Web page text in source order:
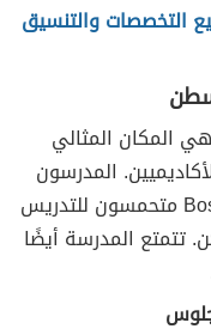
التخصصات والتنسيق
Boston Outstanding Student School هي المكان المثالي
المدرسون
في Boston Outstanding Student School متحمسون للتدريس
تتمتع المدرسة أيضًا